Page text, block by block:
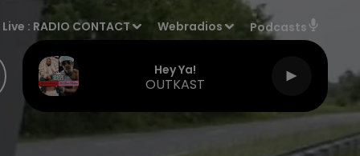
Live : RADIO CONTACT Webradios Podcasts
Hey Ya!
OUTKAST